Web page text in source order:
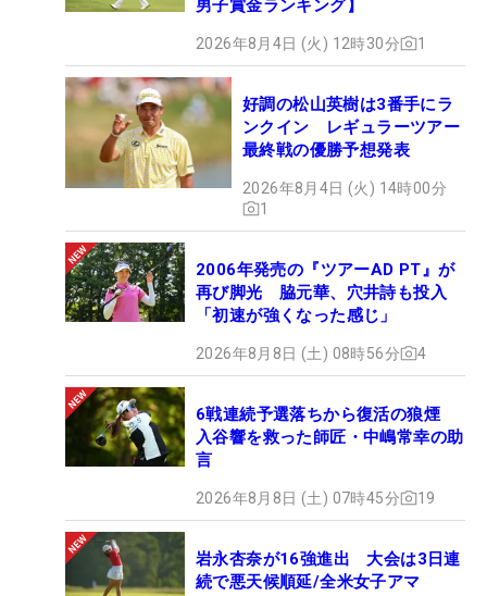
男子賞金ランキング】
2026年8月4日 (火) 12時30分 1
好調の松山英樹は3番手にラ
ンクイン レギュラーツアー
最終戦の優勝予想発表
2026年8月4日 (火) 14時00分
1
2006年発売の『ツアーAD PT』が
再び脚光 脇元華、穴井詩も投入
「初速が強くなった感じ」
2026年8月8日 (土) 08時56分 4
6戦連続予選落ちから復活の狼煙
入谷響を救った師匠・中嶋常幸の助
言
2026年8月8日 (土) 07時45分 19
岩永杏奈が16強進出 大会は3日連
続で悪天候順延/全米女子アマ